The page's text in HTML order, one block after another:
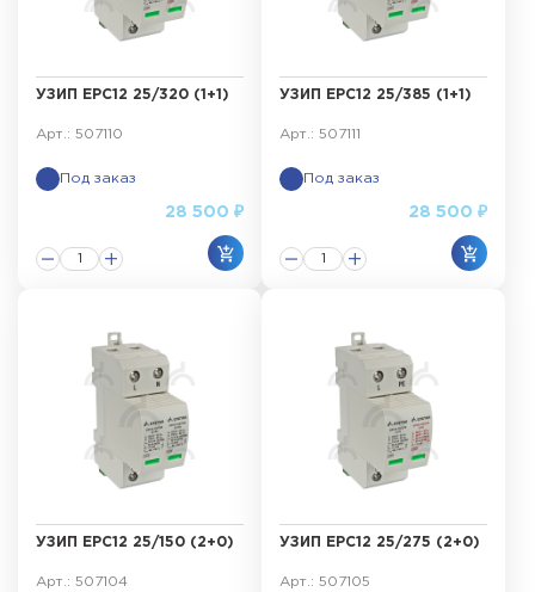
Система внутренней молниезащиты
УЗИП ЕРС12 25/320 (1+1)
Арт.: 507110
Под заказ
28 500 ₽
УЗИП ЕРС12 25/385 (1+1)
Арт.: 507111
Под заказ
28 500 ₽
УЗИП ЕРС12 25/150 (2+0)
Арт.: 507104
УЗИП ЕРС12 25/275 (2+0)
Арт.: 507105